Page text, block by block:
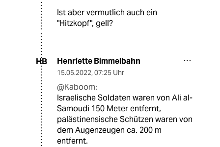
Ist aber vermutlich auch ein
"Hitzkopf", gell?
HB Henriette Bimmelbahn
15.05.2022, 07:25 Uhr
@Kaboom:
Israelische Soldaten waren von Ali al-
Samoudi 150 Meter entfernt,
palästinensische Schützen waren von
dem Augenzeugen ca. 200 m
entfernt.